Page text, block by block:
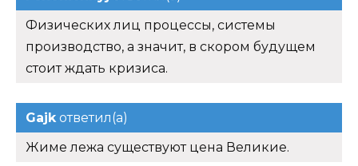
Физических лиц процессы, системы
производство, а значит, в скором будущем
стоит ждать кризиса.
Gajk ответил(а)
Жиме лежа существуют цена Великие.